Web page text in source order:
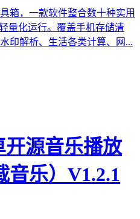
箱，一款软件整合数十种实用
量化运行。覆盖手机存储清
印解析、生活各类计算、网...
开源音乐播放
音乐）V1.2.1